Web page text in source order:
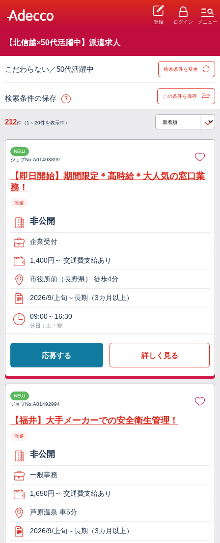
登録 ログイン メニュー
【北信越×50代活躍中】派遣求人
こだわらない／50代活躍中 検索条件を変更
検索条件の保存 この条件を保存
212件（1～20件を表示中）
NEW
ジョブNo.A01493899
【即日開始】期間限定＊高時給＊大人気の窓口業
務！
派遣
非公開
企業受付
1,400円～ 交通費支給あり
市役所前（長野県） 徒歩4分
2026/9/上旬～長期（3カ月以上）
09:00～16:30
休日：土・祝
応募する 詳しく見る
NEW
ジョブNo.A01492994
【福井】大手メーカーでの安全衛生管理！
派遣
非公開
一般事務
1,650円～ 交通費支給あり
芦原温泉 車5分
2026/9/上旬～長期（3カ月以上）